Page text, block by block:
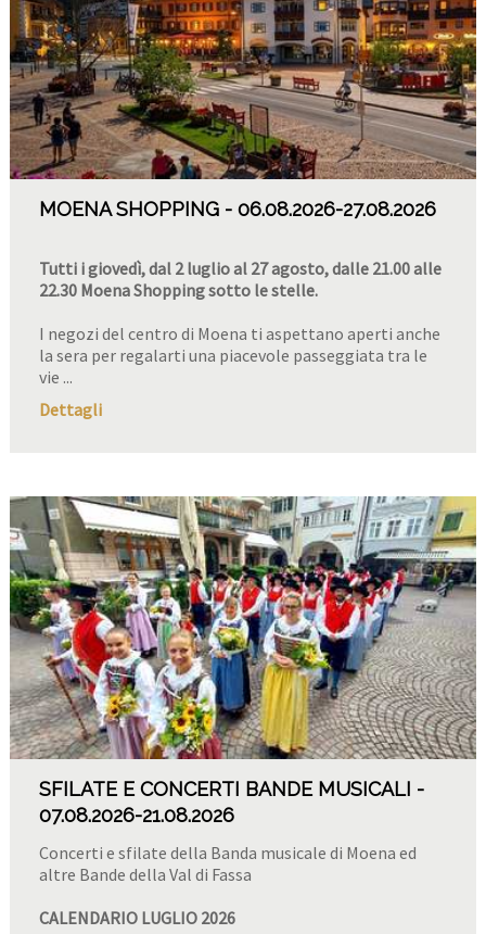
MOENA SHOPPING 06.08.2026-27.08.2026
Tutti i giovedì, dal 2 luglio al 27 agosto, dalle 21.00 alle
22.30 Moena Shopping sotto le stelle.
I negozi del centro di Moena ti aspettano aperti anche
la sera per regalarti una piacevole passeggiata tra le
vie ...
Dettagli
SFILATE E CONCERTI BANDE MUSICALI
07.08.2026-21.08.2026
Concerti e sfilate della Banda musicale di Moena ed
altre Bande della Val di Fassa
CALENDARIO LUGLIO 2026